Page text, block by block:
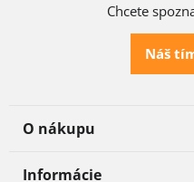
Chcete
Náš
O nákupu
Informácie